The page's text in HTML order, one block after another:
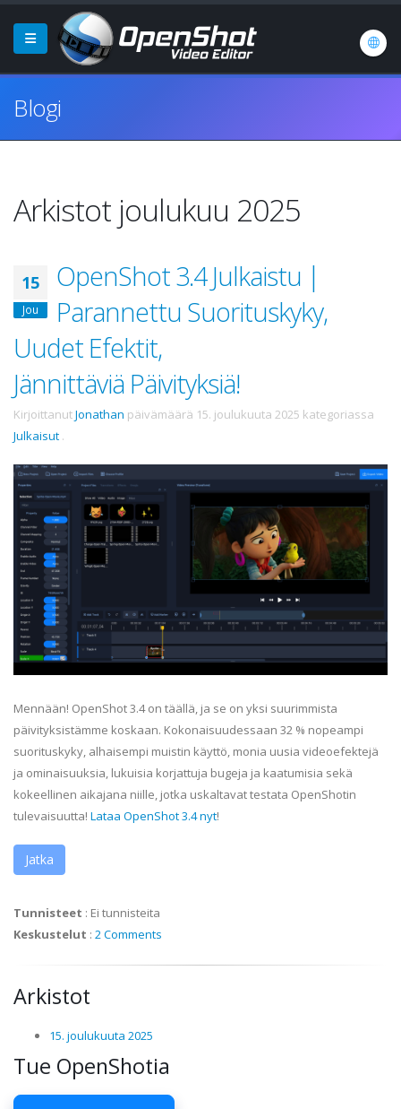
Blogi
Arkistot joulukuu 2025
15
Jou
OpenShot 3.4 Julkaistu |
Parannettu Suorituskyky,
Uudet Efektit,
Jännittäviä Päivityksiä!
KirjoittanutJonathan päivämäärä 15. joulukuuta 2025 kategoriassa
Julkaisut .
Mennään! OpenShot 3.4 on täällä, ja se on yksi suurimmista
päivityksistämme koskaan. Kokonaisuudessaan 32 % nopeampi
suorituskyky, alhaisempi muistin käyttö, monia uusia videoefektejä
ja ominaisuuksia, lukuisia korjattuja bugeja ja kaatumisia sekä
kokeellinen aikajana niille, jotka uskaltavat testata OpenShotin
tulevaisuutta! Lataa OpenShot 3.4 nyt!
Jatka
Tunnisteet : Ei tunnisteita
Keskustelut : 2 Comments
Arkistot
15. joulukuuta 2025
Tue OpenShotia